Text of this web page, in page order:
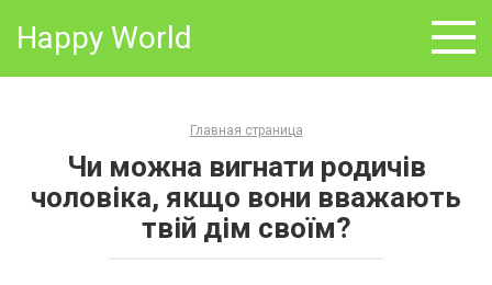
Happy World
Главная страница
Чи можна вигнати родичів
чоловіка, якщо вони вважають
твій дім своїм?